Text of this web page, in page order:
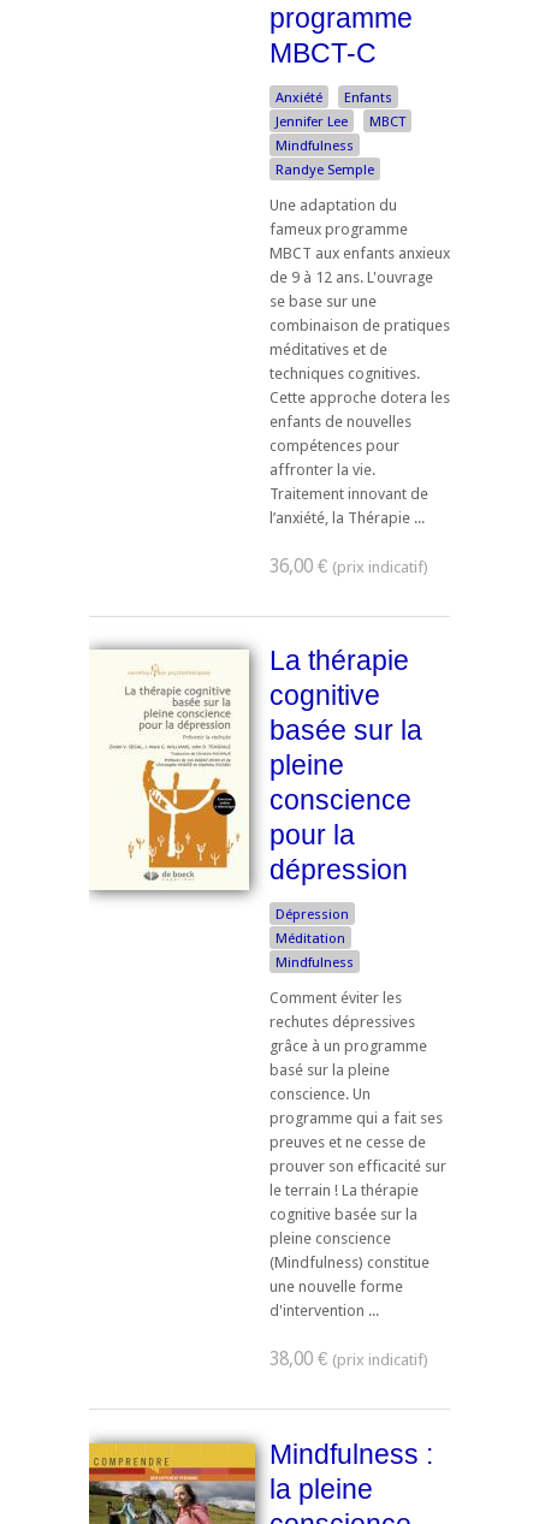
programme
MBCT-C
Anxiété
Enfants
Jennifer Lee
MBCT
Mindfulness
Randye Semple
Une adaptation du
fameux programme
MBCT aux enfants anxieux
de 9 à 12 ans. L'ouvrage
se base sur une
combinaison de pratiques
méditatives et de
techniques cognitives.
Cette approche dotera les
enfants de nouvelles
compétences pour
affronter la vie.
Traitement innovant de
l’anxiété, la Thérapie ...
36,00 €
La thérapie
cognitive
basée sur la
pleine
conscience
pour la
dépression
Dépression
Méditation
Mindfulness
Comment éviter les
rechutes dépressives
grâce à un programme
basé sur la pleine
conscience. Un
programme qui a fait ses
preuves et ne cesse de
prouver son efficacité sur
le terrain ! La thérapie
cognitive basée sur la
pleine conscience
(Mindfulness) constitue
une nouvelle forme
d'intervention ...
38,00 €
Mindfulness :
la pleine